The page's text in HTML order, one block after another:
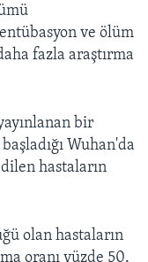
entübasyon ve ölüm
fazla araştırma
bir
Wuhan'da
hastaların
olan hastaların
oranı yüzde 50.